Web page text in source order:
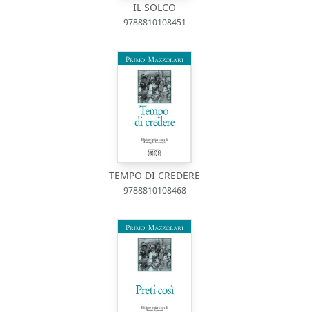
IL SOLCO
9788810108451
TEMPO DI CREDERE
9788810108468